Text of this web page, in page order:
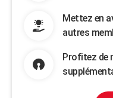
Mettez en
autres
Profitez de